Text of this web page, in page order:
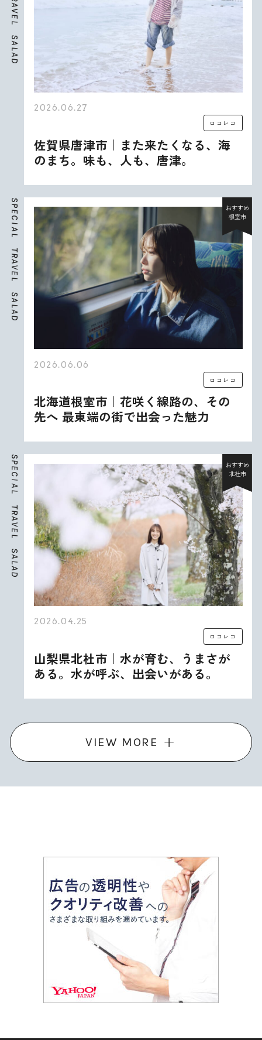
A
V
E
L
S
A
L
A
D
2026.06.27
ロコレコ
佐賀県唐津市｜また来たくなる、海
のまち。味も、人も、唐津。
S
P
E
C
I
A
L
T
R
A
V
E
L
S
A
L
A
D
おすすめ
根室市
2026.06.06
ロコレコ
北海道根室市｜花咲く線路の、その
先へ 最東端の街で出会った魅力
S
P
E
C
I
A
L
T
R
A
V
E
L
S
A
L
A
D
おすすめ
北杜市
2026.04.25
ロコレコ
山梨県北杜市｜水が育む、うまさが
ある。水が呼ぶ、出会いがある。
VIEW MORE